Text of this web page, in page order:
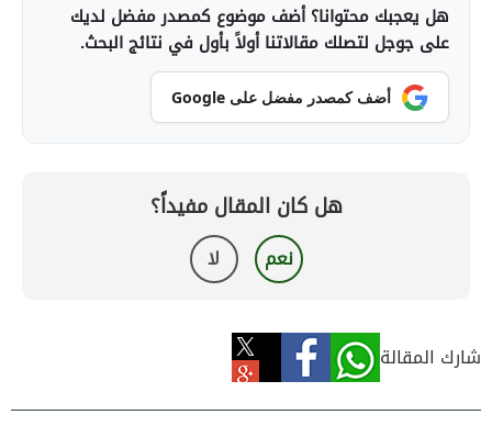
هل يعجبك محتوانا؟ أضف موضوع كمصدر مفضل لديك
على جوجل لتصلك مقالاتنا أولاً بأول في نتائج البحث.
أضف كمصدر مفضل على Google
هل كان المقال مفيداً؟
نعم لا
شارك المقالة